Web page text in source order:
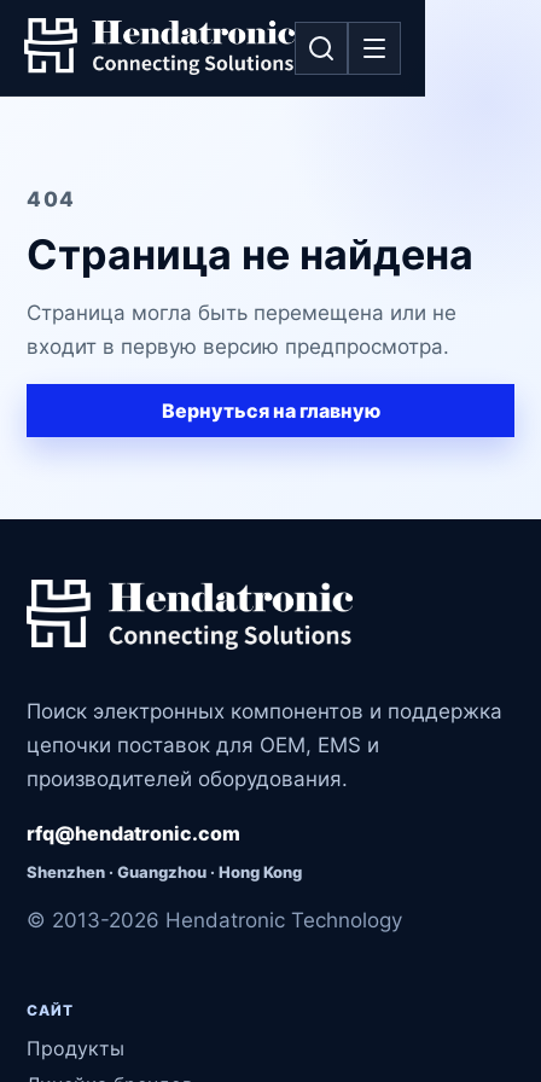
404
Страница не найдена
Страница могла быть перемещена или не
входит в первую версию предпросмотра.
Вернуться на главную
Поиск электронных компонентов и поддержка
цепочки поставок для OEM, EMS и
производителей оборудования.
rfq@hendatronic.com
Shenzhen · Guangzhou · Hong Kong
© 2013-2026 Hendatronic Technology
САЙТ
Продукты